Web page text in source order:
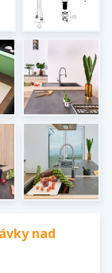
nad